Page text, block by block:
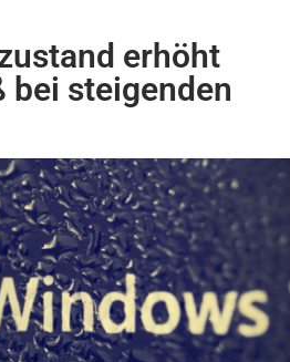
erhöht
bei steigenden